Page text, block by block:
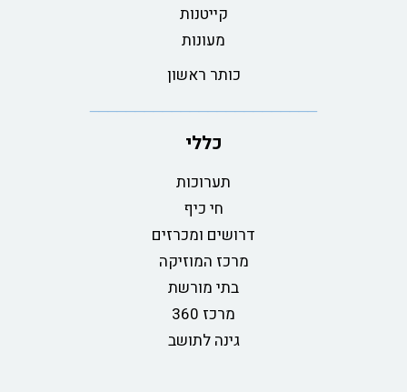
קייטנות
מעונות
כותר ראשון
כללי
תערוכות
חי כיף
דרושים ומכרזים
מרכז המוזיקה
בתי מורשת
מרכז 360
גינה לתושב